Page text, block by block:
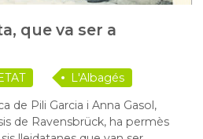
que va ser a
L'Albagés
de Pili Garcia i Anna Gasol,
de Ravensbrück, ha permès